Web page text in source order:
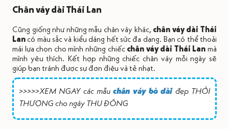
Chân váy dài Thái Lan
Cũng giống như những mẫu chân váy khác, chân váy dài Thái
Lancó màu sắc và kiểu dáng hết sức đa dạng. Bạn có thể thoải
mái lựa chọn cho mình những chiếc chân váy dài Thái Lan mà
mình yêu thích. Kết hợp những chiếc chân váy mỗi ngày sẽ
giúp bạn tránh được sự đơn điệu và tẻ nhạt.
>>>>>XEM NGAY các mẫu chân váy bò dài đẹp THỜI
THƯỢNG cho ngày THU ĐÔNG